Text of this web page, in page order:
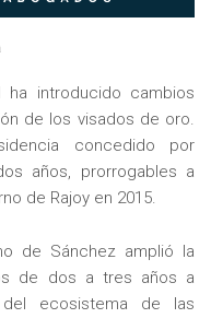
ha introducido cambios
de los visados de oro.
concedido por
años, prorrogables a
de Rajoy en 2015.
de Sánchez amplió la
de dos a tres años a
ecosistema de las